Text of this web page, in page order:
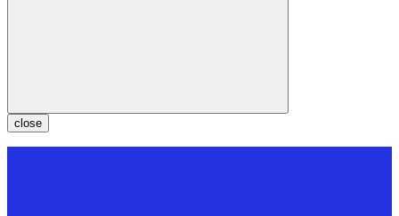
close